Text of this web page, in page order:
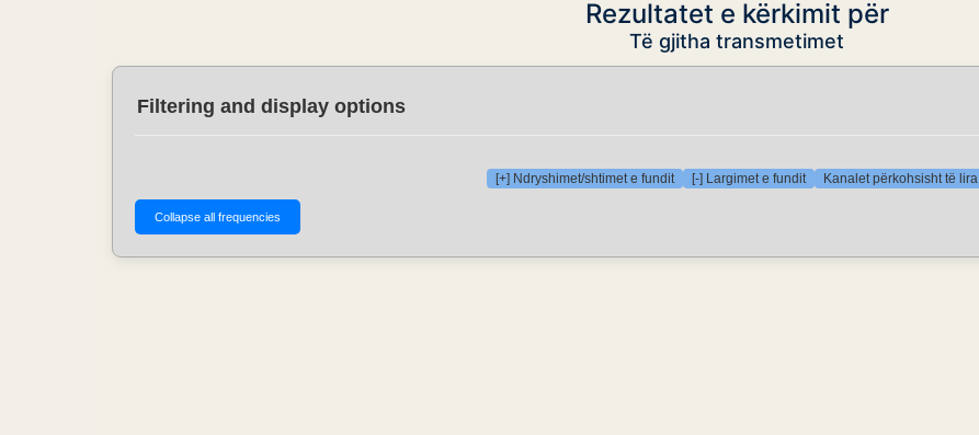
Rezultatet e kërkimit për
Të gjitha transmetimet
Filtering and display options
[+] Ndryshimet/shtimet e fundit [-] Largimet e fundit Kanalet përkohsisht të lira